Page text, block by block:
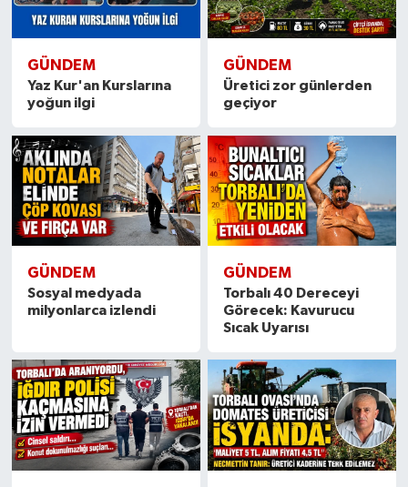
GÜNDEM
Yaz Kur'an Kurslarına
yoğun ilgi
GÜNDEM
Üretici zor günlerden
geçiyor
GÜNDEM
Sosyal medyada
milyonlarca izlendi
GÜNDEM
Torbalı 40 Dereceyi
Görecek: Kavurucu
Sıcak Uyarısı